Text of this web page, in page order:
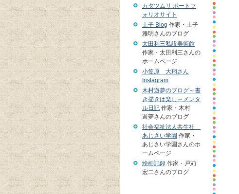
カタツムリ ポートフ
ォリオサイト
土子 Blog 作家・土子
雅明さんのブログ
太田利三私設美術館
作家・太田利三さんの
ホームページ
小笠原 大翔さん
Instagram
木村遊夢のブログ～書
き描きは楽し～メンタ
ル日記 作家・木村
遊夢さんのブログ
社会福祉法人共生社
あじさい学園 作家・
あじさい学園さんのホ
ームページ
絵画記録 作家・戸苅
宏二さんのブログ